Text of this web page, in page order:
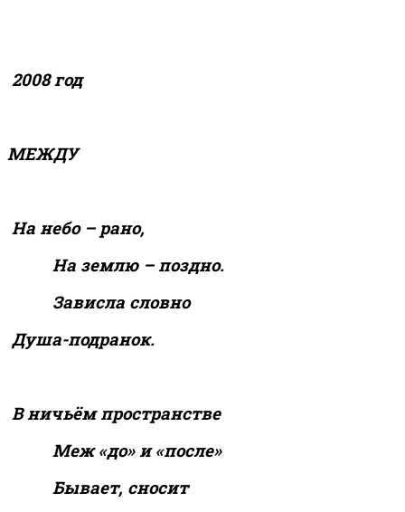
2008 год
МЕЖДУ
На небо – рано,
На землю – поздно.
Зависла словно
Душа-подранок.
В ничьём пространстве
Меж «до» и «после»
Бывает, сносит